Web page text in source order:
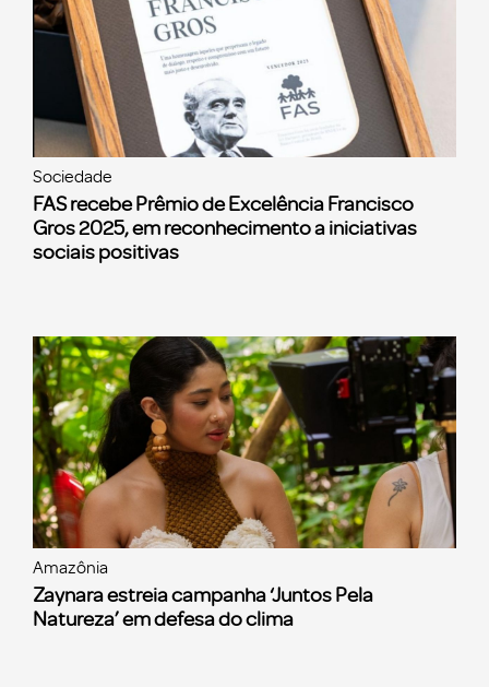
Sociedade
FAS recebe Prêmio de Excelência Francisco
Gros 2025, em reconhecimento a iniciativas
sociais positivas
Amazônia
Zaynara estreia campanha ‘Juntos Pela
Natureza’ em defesa do clima